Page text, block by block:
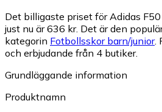
Det billigaste priset för Adidas F50
just nu är 636 kr. Det är den
kategorin Fotbollsskor barn/junior.
och erbjudande från 4 butiker.
Grundläggande information
Produktnamn